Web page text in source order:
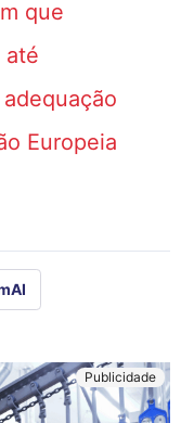
que
até
Europeia